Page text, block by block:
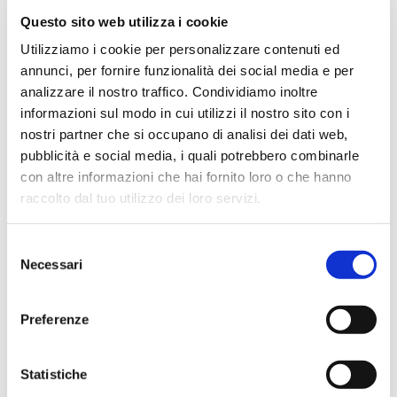
Questo sito web utilizza i cookie
Utilizziamo i cookie per personalizzare contenuti ed
annunci, per fornire funzionalità dei social media e per
analizzare il nostro traffico. Condividiamo inoltre
informazioni sul modo in cui utilizzi il nostro sito con i
nostri partner che si occupano di analisi dei dati web,
pubblicità e social media, i quali potrebbero combinarle
con altre informazioni che hai fornito loro o che hanno
raccolto dal tuo utilizzo dei loro servizi.
delNecessari
Preferenze
Statistiche
★★★★★
Ottima esperienza d’acquisto. Comunicazione
puntuale e cordiale, spedizione rapida e prodotti
effettivamente disponibili come indicato sul sito, senza
sorprese o ritardi. Servizio affidabile e professionale.
Negozio assolutamente consigliato, acqui..
Ho acquistato un Selmer Super Action 80 serie I da
Biasin e sono rimasto davvero super soddisfatto. Il sax
imballato e conforme alla descrizione. Il negozio si è